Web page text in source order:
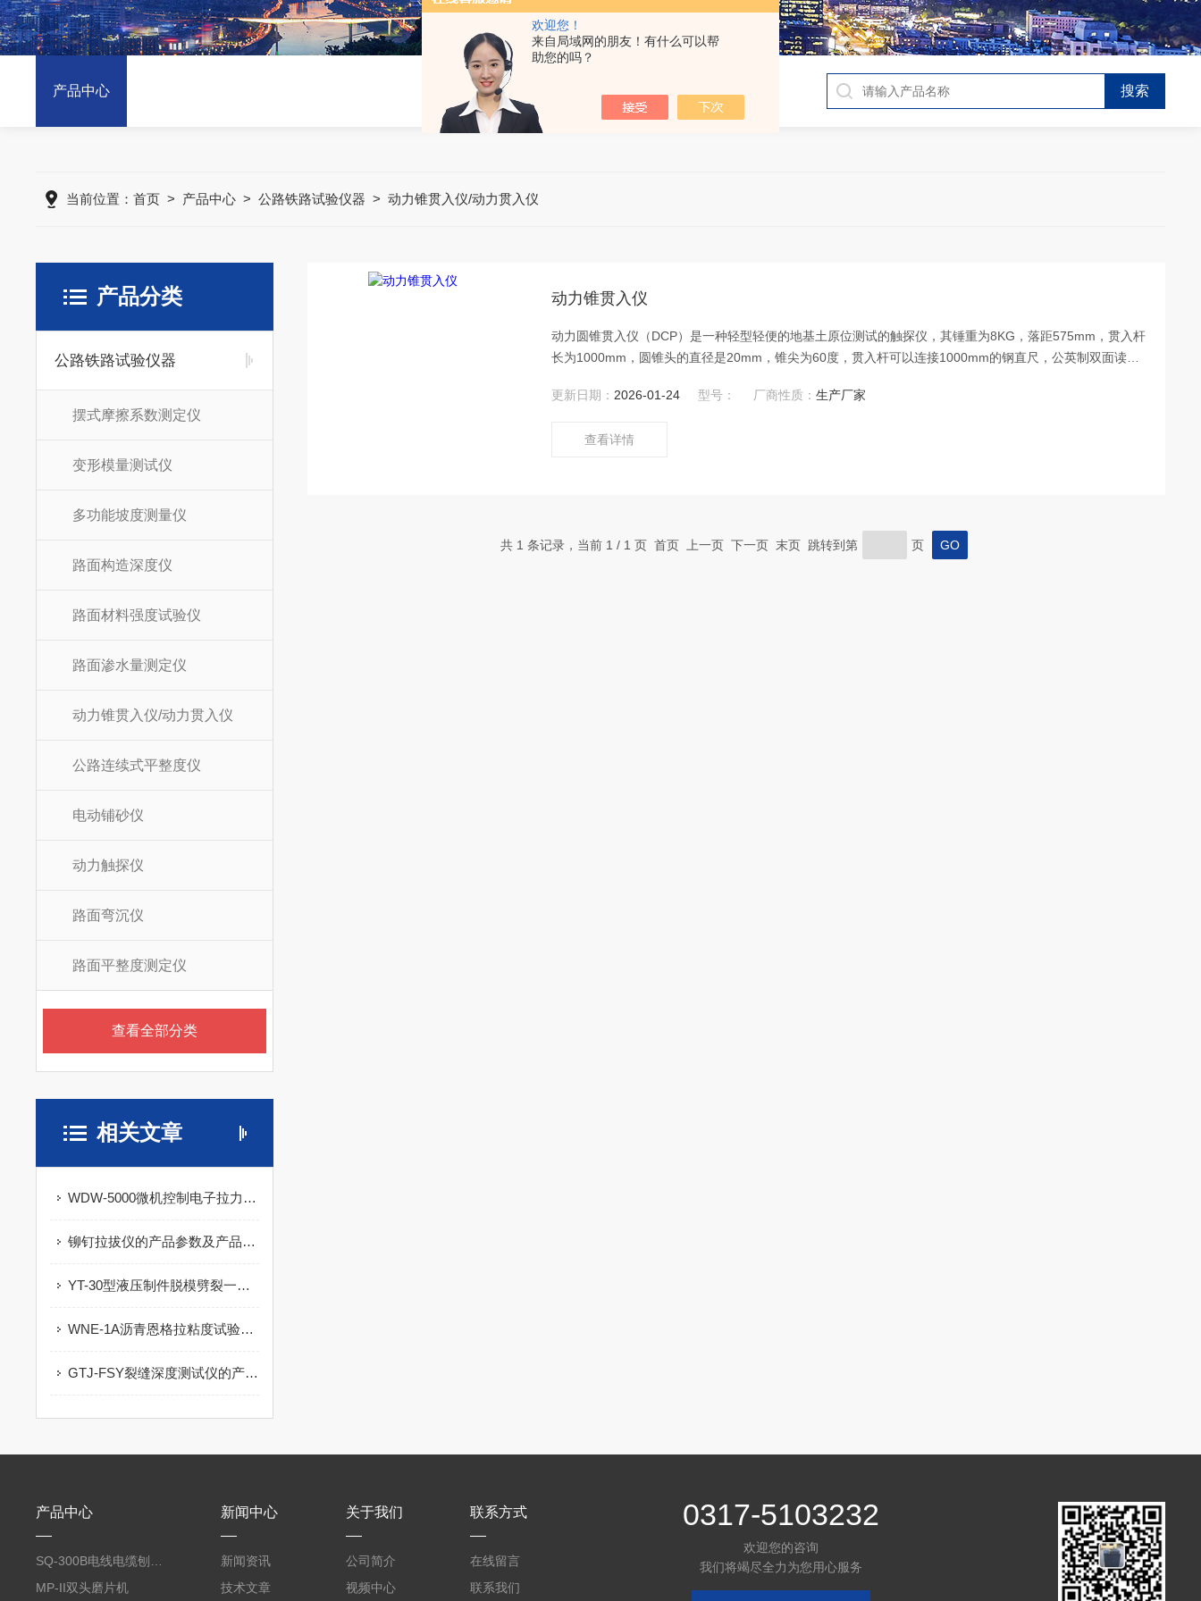
欢迎您！
来自局域网的朋友！有什么可以帮
助您的吗？
产品中心
当前位置：首页 > 产品中心 >公路铁路试验仪器 >动力锥贯入仪/动力贯入仪
产品分类
公路铁路试验仪器
摆式摩擦系数测定仪
变形模量测试仪
多功能坡度测量仪
路面构造深度仪
路面材料强度试验仪
路面渗水量测定仪
动力锥贯入仪/动力贯入仪
公路连续式平整度仪
电动铺砂仪
动力触探仪
路面弯沉仪
路面平整度测定仪
查看全部分类
相关文章
WDW-5000微机控制电子拉力试验机的概述及技术参数
铆钉拉拔仪的产品参数及产品简介
YT-30型液压制件脱模劈裂一体机的技术参数
WNE-1A沥青恩格拉粘度试验仪的技术参数及指标
GTJ-FSY裂缝深度测试仪的产品特点及技术参数
动力锥贯入仪
动力圆锥贯入仪（DCP）是一种轻型轻便的地基土原位测试的触探仪，其锤重为8KG，落距575mm，贯入杆
长为1000mm，圆锥头的直径是20mm，锥尖为60度，贯入杆可以连接1000mm的钢直尺，公英制双面读
更新日期： 2026-01-24 型号： 厂商性质：生产厂家
查看详情
共 1 条记录，当前 1 / 1 页 首页 上一页 下一页 末页 跳转到第 页
产品中心
MP-II双头磨片机
新闻中心
新闻资讯
技术文章
关于我们
公司简介
视频中心
联系方式
在线留言
联系我们
0317-5103232
欢迎您的咨询
我们将竭尽全力为您用心服务